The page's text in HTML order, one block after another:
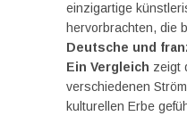
einzigartige
hervorbrachten, die
Deutsche und
Ein Vergleich zeigt
verschiedenen
kulturellen Erbe